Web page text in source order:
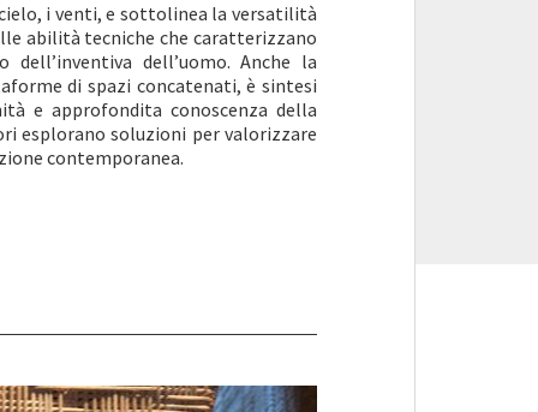
i venti, e sottolinea la versatilità
abilità tecniche che caratterizzano
dell’uomo. Anche la
di spazi concatenati, è sintesi
e approfondita conoscenza della
esplorano soluzioni per valorizzare
contemporanea.